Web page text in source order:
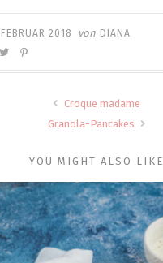
2018 von DIANA
Croque madame
Granola-Pancakes
YOU MIGHT ALSO LIKE